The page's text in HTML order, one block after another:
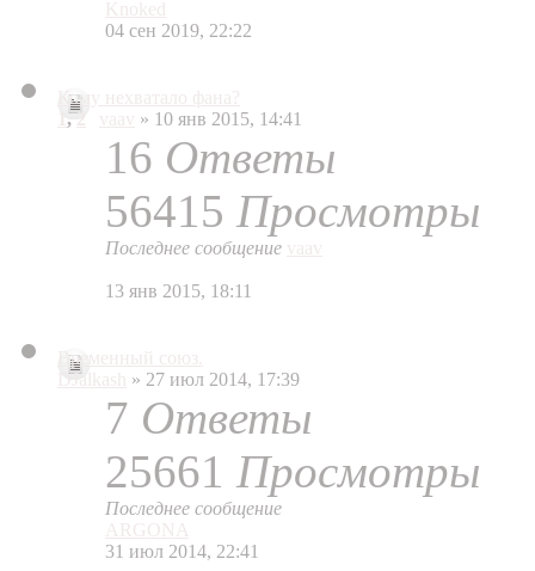
04 сен 2019, 22:22
Кому нехватало фана?
,2 » 10 янв 2015, 14:41
16 Ответы
56415 Просмотры
Последнее сообщение
13 янв 2015, 18:11
Временный союз.
DJalkash
» 27 июл 2014, 17:39
7 Ответы
25661 Просмотры
Последнее сообщение
31 июл 2014, 22:41